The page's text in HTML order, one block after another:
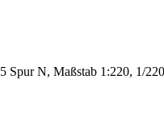
Spur N, Maßstab 1:220, 1/